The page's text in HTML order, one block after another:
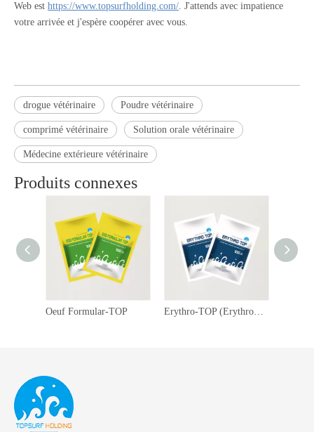
Web est https://www.topsurfholding.com/. J'attends avec impatience
votre arrivée et j'espère coopérer avec vous.
drogue vétérinaire Poudre vétérinaire
comprimé vétérinaire Solution orale vétérinaire
Médecine extérieure vétérinaire
Produits connexes
Oeuf Formular-TOP Erythro-TOP (Erythromycine 20% Poudre)